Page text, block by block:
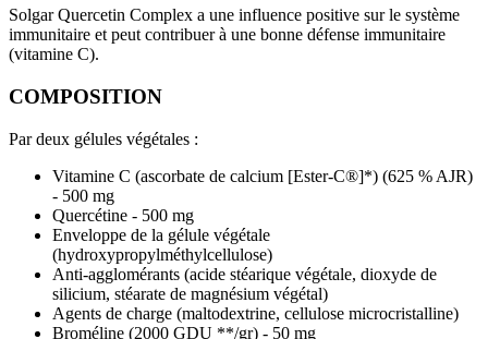
Solgar Quercetin Complex a une influence positive sur le système
immunitaire et peut contribuer à une bonne défense immunitaire
(vitamine C).
COMPOSITION
Par deux gélules végétales :
Vitamine C (ascorbate de calcium [Ester-C®]*) (625 % AJR)
- 500 mg
Quercétine - 500 mg
Enveloppe de la gélule végétale
(hydroxypropylméthylcellulose)
Anti-agglomérants (acide stéarique végétale, dioxyde de
silicium, stéarate de magnésium végétal)
Agents de charge (maltodextrine, cellulose microcristalline)
Broméline (2000 GDU **/gr) - 50 mg